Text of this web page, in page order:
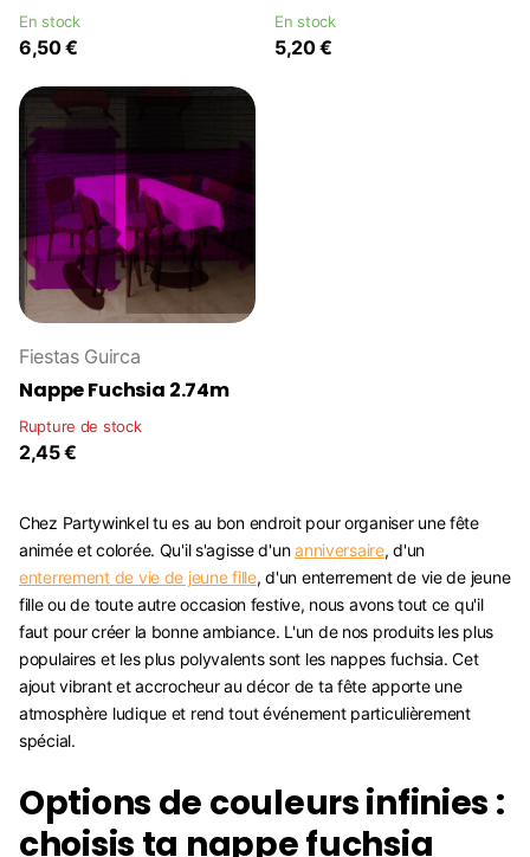
En stock
6,50 €
En stock
5,20 €
Fiestas Guirca
Nappe Fuchsia 2.74m
Rupture de stock
2,45 €
Chez Partywinkel tu es au bon endroit pour organiser une fête
animée et colorée. Qu'il s'agisse d'unanniversaire, d'un
enterrement de vie de jeune fille, d'un enterrement de vie de jeune
fille ou de toute autre occasion festive, nous avons tout ce qu'il
faut pour créer la bonne ambiance. L'un de nos produits les plus
populaires et les plus polyvalents sont les nappes fuchsia. Cet
ajout vibrant et accrocheur au décor de ta fête apporte une
atmosphère ludique et rend tout événement particulièrement
spécial.
Options de couleurs infinies :
choisis ta nappe fuchsia